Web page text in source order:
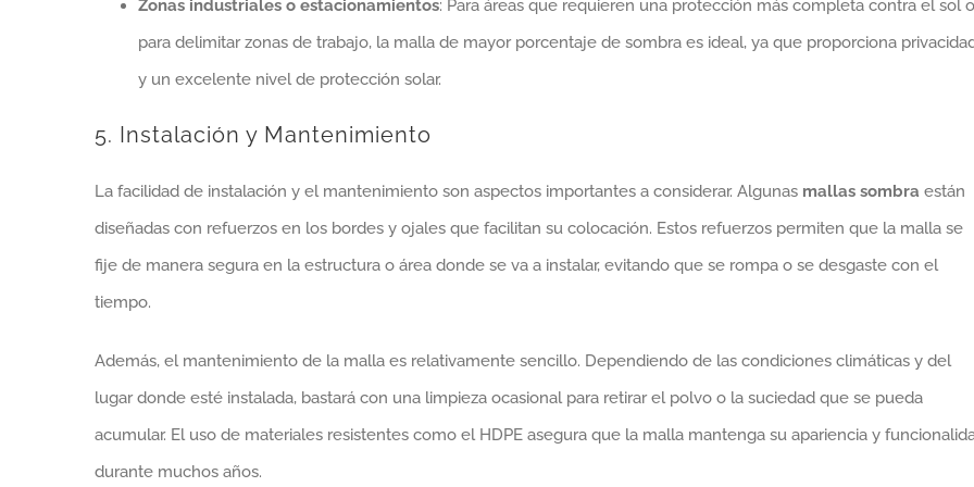
Zonas industriales o estacionamientos: Para áreas que requieren una protección más completa contra el sol o
para delimitar zonas de trabajo, la malla de mayor porcentaje de sombra es ideal, ya que proporciona
y un excelente nivel de protección solar.
5. Instalación y Mantenimiento
La facilidad de instalación y el mantenimiento son aspectos importantes a considerar. Algunas mallas sombra están
diseñadas con refuerzos en los bordes y ojales que facilitan su colocación. Estos refuerzos permiten que la malla se
fije de manera segura en la estructura o área donde se va a instalar, evitando que se rompa o se desgaste con el
tiempo.
Además, el mantenimiento de la malla es relativamente sencillo. Dependiendo de las condiciones climáticas y del
lugar donde esté instalada, bastará con una limpieza ocasional para retirar el polvo o la suciedad que se pueda
acumular. El uso de materiales resistentes como el HDPE asegura que la malla mantenga su apariencia y
durante muchos años.